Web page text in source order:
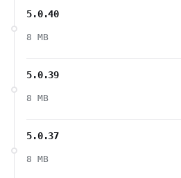
5.0.40
8 MB
5.0.39
8 MB
5.0.37
8 MB